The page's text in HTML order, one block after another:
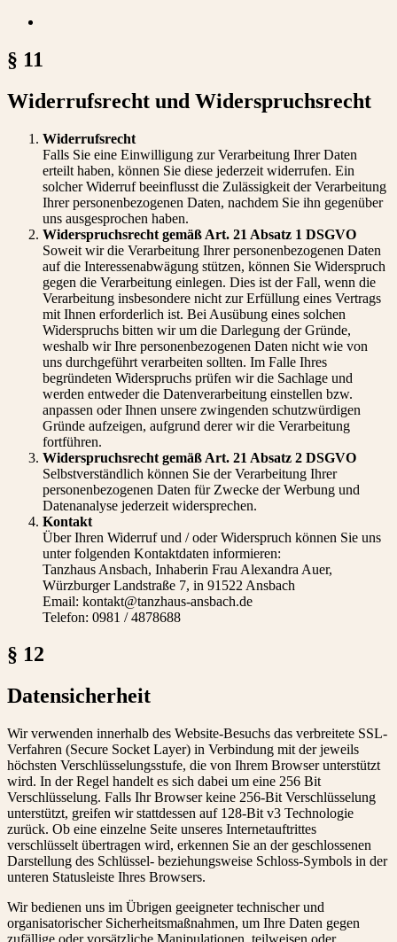
§ 11
Widerrufsrecht und Widerspruchsrecht
Widerrufsrecht
Falls Sie eine Einwilligung zur Verarbeitung Ihrer Daten
erteilt haben, können Sie diese jederzeit widerrufen. Ein
solcher Widerruf beeinflusst die Zulässigkeit der Verarbeitung
Ihrer personenbezogenen Daten, nachdem Sie ihn gegenüber
uns ausgesprochen haben.
Widerspruchsrecht gemäß Art. 21 Absatz 1 DSGVO
Soweit wir die Verarbeitung Ihrer personenbezogenen Daten
auf die Interessenabwägung stützen, können Sie Widerspruch
gegen die Verarbeitung einlegen. Dies ist der Fall, wenn die
Verarbeitung insbesondere nicht zur Erfüllung eines Vertrags
mit Ihnen erforderlich ist. Bei Ausübung eines solchen
Widerspruchs bitten wir um die Darlegung der Gründe,
weshalb wir Ihre personenbezogenen Daten nicht wie von
uns durchgeführt verarbeiten sollten. Im Falle Ihres
begründeten Widerspruchs prüfen wir die Sachlage und
werden entweder die Datenverarbeitung einstellen bzw.
anpassen oder Ihnen unsere zwingenden schutzwürdigen
Gründe aufzeigen, aufgrund derer wir die Verarbeitung
fortführen.
Widerspruchsrecht gemäß Art. 21 Absatz 2 DSGVO
Selbstverständlich können Sie der Verarbeitung Ihrer
personenbezogenen Daten für Zwecke der Werbung und
Datenanalyse jederzeit widersprechen.
Kontakt
Über Ihren Widerruf und / oder Widerspruch können Sie uns
unter folgenden Kontaktdaten informieren:
Tanzhaus Ansbach, Inhaberin Frau Alexandra Auer,
Würzburger Landstraße 7, in 91522 Ansbach
Email: kontakt@tanzhaus-ansbach.de
Telefon: 0981 / 4878688
§ 12
Datensicherheit
Wir verwenden innerhalb des Website-Besuchs das verbreitete SSL-
Verfahren (Secure Socket Layer) in Verbindung mit der jeweils
höchsten Verschlüsselungsstufe, die von Ihrem Browser unterstützt
wird. In der Regel handelt es sich dabei um eine 256 Bit
Verschlüsselung. Falls Ihr Browser keine 256-Bit Verschlüsselung
unterstützt, greifen wir stattdessen auf 128-Bit v3 Technologie
zurück. Ob eine einzelne Seite unseres Internetauftrittes
verschlüsselt übertragen wird, erkennen Sie an der geschlossenen
Darstellung des Schlüssel- beziehungsweise Schloss-Symbols in der
unteren Statusleiste Ihres Browsers.
Wir bedienen uns im Übrigen geeigneter technischer und
organisatorischer Sicherheitsmaßnahmen, um Ihre Daten gegen